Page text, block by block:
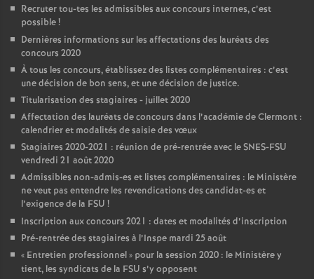
Recruter tou-tes les admissibles aux concours internes, c’est
possible!
Dernières informations sur les affectations des lauréats des
concours 2020
À tous les concours, établissez des listes complémentaires : c’est
une décision de bon sens, et une décision de justice.
Titularisation des stagiaires - juillet 2020
Affectation des lauréats de concours dans l’académie de Clermont :
calendrier et modalités de saisie des vœux
Stagiaires 2020-2021 : réunion de pré-rentrée avec le SNES-FSU
vendredi 21 août 2020
Admissibles non-admis-es et listes complémentaires : le Ministère
ne veut pas entendre les revendications des candidat-es et
l’exigence de la FSU !
Inscription aux concours 2021 : dates et modalités d’inscription
Pré-rentrée des stagiaires à l’Inspe mardi 25 août
« Entretien professionnel» pour la session 2020 : le Ministère y
tient, les syndicats de la FSU s’y opposent